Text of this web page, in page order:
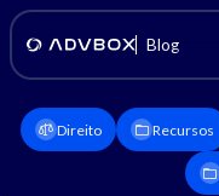
Blog
Direito Recursos